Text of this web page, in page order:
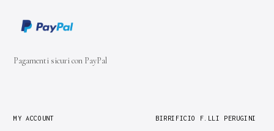
Pagamenti sicuri con PayPal
MY ACCOUNT BIRRIFICIO F.LLI PERUGINI